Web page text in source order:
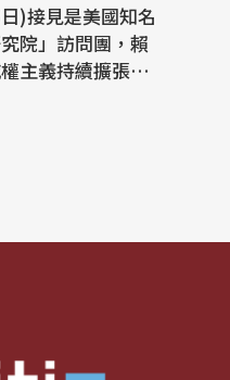
)接見是美國知名
院」訪問團，賴
主義持續擴張、
浪潮等挑戰，台